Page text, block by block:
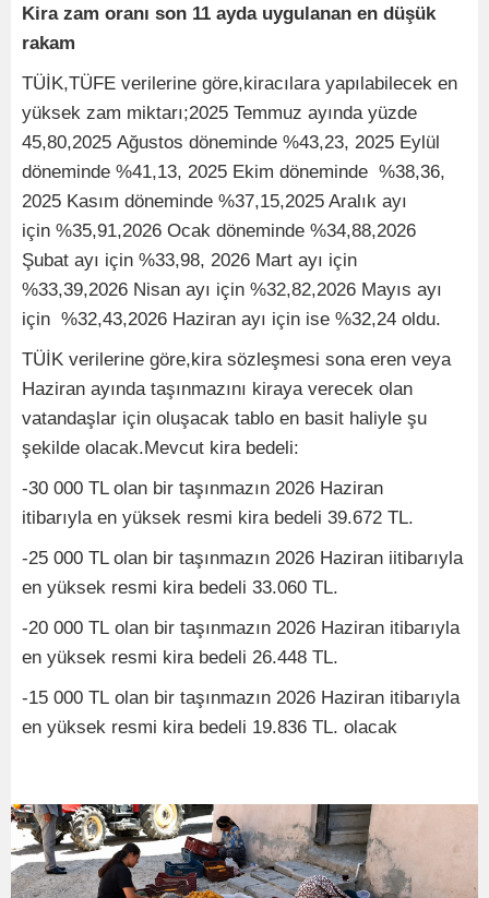
Kira zam oranı son 11 ayda uygulanan en düşük
rakam
TÜİK,TÜFE verilerine göre,kiracılara yapılabilecek en
yüksek zam miktarı;2025 Temmuz ayında yüzde
45,80,2025 Ağustos döneminde %43,23, 2025 Eylül
döneminde %41,13, 2025 Ekim döneminde %38,36,
2025 Kasım döneminde %37,15,2025 Aralık ayı
için %35,91,2026 Ocak döneminde %34,88,2026
Şubat ayı için %33,98, 2026 Mart ayı için
%33,39,2026 Nisan ayı için %32,82,2026 Mayıs ayı
için %32,43,2026 Haziran ayı için ise %32,24 oldu.
TÜİK verilerine göre,kira sözleşmesi sona eren veya
Haziran ayında taşınmazını kiraya verecek olan
vatandaşlar için oluşacak tablo en basit haliyle şu
şekilde olacak.Mevcut kira bedeli:
-30 000 TL olan bir taşınmazın 2026 Haziran
itibarıyla en yüksek resmi kira bedeli 39.672 TL.
-25 000 TL olan bir taşınmazın 2026 Haziran iitibarıyla
en yüksek resmi kira bedeli 33.060 TL.
-20 000 TL olan bir taşınmazın 2026 Haziran itibarıyla
en yüksek resmi kira bedeli 26.448 TL.
-15 000 TL olan bir taşınmazın 2026 Haziran itibarıyla
en yüksek resmi kira bedeli 19.836 TL. olacak